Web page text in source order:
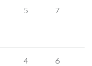
5 7
4 6